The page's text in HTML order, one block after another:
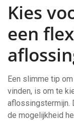
Kies
een
Een slimme tip
vinden, is om te
aflossingstermijn.
de mogelijkheid